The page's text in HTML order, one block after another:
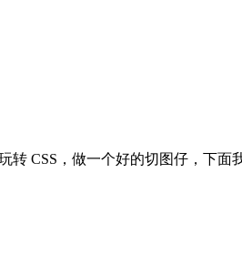
CSS，做一个好的切图仔，下面